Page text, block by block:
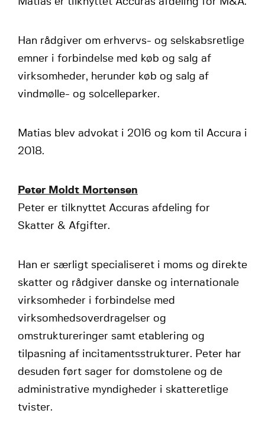
Han rådgiver om erhvervs- og selskabsretlige
emner i forbindelse med køb og salg af
virksomheder, herunder køb og salg af
vindmølle- og solcelleparker.
Matias blev advokat i 2016 og kom til Accura i
2018.
Peter Moldt Mortensen
Peter er tilknyttet Accuras afdeling for
Skatter & Afgifter.
Han er særligt specialiseret i moms og direkte
skatter og rådgiver danske og internationale
virksomheder i forbindelse med
virksomhedsoverdragelser og
omstruktureringer samt etablering og
tilpasning af incitamentsstrukturer. Peter har
desuden ført sager for domstolene og de
administrative myndigheder i skatteretlige
tvister.